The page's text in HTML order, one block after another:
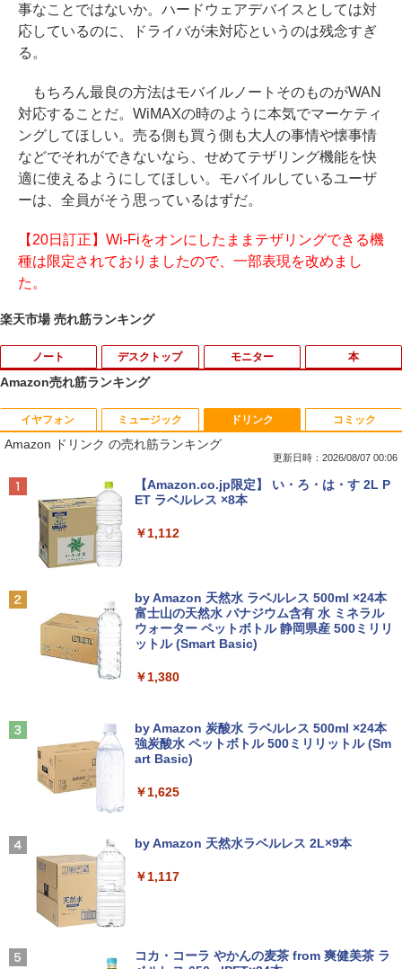
事なことではないか。ハードウェアデバイスとしては対
応しているのに、ドライバが未対応というのは残念すぎ
る。
もちろん最良の方法はモバイルノートそのものがWAN
対応することだ。WiMAXの時のように本気でマーケティ
ングしてほしい。売る側も買う側も大人の事情や懐事情
などでそれができないなら、せめてテザリング機能を快
適に使えるようにしてほしい。モバイルしているユーザ
ーは、全員がそう思っているはずだ。
【20日訂正】Wi-Fiをオンにしたままテザリングできる機
種は限定されておりましたので、一部表現を改めまし
た。
楽天市場 売れ筋ランキング
ノート
1
iiyama / ノートPC ゲーミングPC / Note
book Clevo W350SS_370SS / 第4世代C
ore i7 / グラフィックボード NVIDIA Cor
poration GM107M [GeForce GTX 860
M] 2GB / 光学ドライブ CDDVDW SN-20
8FB / メモリ 8GB【中古品】
￥11,000
Panasonic CF-SV8RDAVS Core i5 836
5U 1.6GHz/8GB/256GB(SSD)/Multi/12.1
W/WUXGA(1920x1200)/Win11 パーム変
色あり【中古】【20260729】
￥13,300
中古ノートパソコン 中古PC Windows11
Microsoft Office2024 SSD搭載 初期設
Core i3/i5 大容量 メモリー テンキ カメ
nic Let's note CF-XZ6 12.0型軽量 超高
デスクトップ
1
ポイント10倍 中古パソコン デスクトッ
プパソコン Windows 11【Office付】
【Windows 11 Pro 64Bit搭載】DELL O
ptiplexシリーズ Core i5搭載/4G/新品SS
D 120GB/DVD-ROM/送料無料【オプショ
ン色々有】
￥24,800
【エントリーでポイント100％還元のチ
ャンス】GMKtec ミニpc G3 Pro Intel C
ore i3 10110U 16GB DDR4 64GBまで増
設 512GB SSD M.2 2242 最大8TB Wind
2 小型PC VESA対応 ミニパソコン 2画面
￥66,248
ore i7 第4世代 Office付き メモリ16GB
SSD512GB 初期設定済 ホワイト ブラッ
ク
モニター
1
＼500円OFFクーポンあり！／ モバイル
モニター 15.6インチ 1080PフルHD ディ
スプレイ VESA対応 コスパ デュアルモニ
ター サブモニター ゲーミングモニター
ポータブルモニター 外付けモニター リモ
ートワーク IPS mini pc ミニPC 多デバ
モニター 23.8インチ 1920×1080 FHD解
像度 100Hzリフレッシュレート PCモニ
ター 薄型 サブモニター 在宅勤務 VESA
トpc/switch/ps4/ps5/xbox
ター 14インチ フルHD IPSパネル 非光沢
サブディスプレイ デュアルモニター テレ
ワーク ミニPC対応 EVICIV
￥11,999
Acer 27インチ フルHD 144Hz 1ms(VR
本
1
はなコミ！ ～となりにアイドル～ [ 大
場 花菜 ]
￥1,760
￥1,870
異世界魔王と召喚少女の奴隷魔術（30）
￥792
てしまう〜最強クラフトスキルで始め
【電子書籍】[ 熊乃げん骨 ]
Amazon売れ筋ランキング
イヤフォン
Anker Soundcore P40i オフホワイト
Anker Soundcore P31i ブラック
￥5,990
ンク
￥-
レスイヤホン bluetooth イヤホン V12 小型
軽量 ブルートゥースHi-Fi 最大36時間再生 ぶ
るーとゅーす コードレス ENCノイズキャン
セリング 自動ペアリング Type-C充電 マイク
￥1,964
ミュージック
BRUCE WAYNE feat. Flo Milli, ATL Jacob
[Explicit]
￥250
BRUCE WAYNE feat. Flo Milli, ATL Jacob
[Explicit]
￥250
￥250
ドリンク
Amazon ドリンク の売れ筋ランキング
更新日時：2026/08/07 00:06
【Amazon.co.jp限定】 い・ろ・は・す 2L P
ET ラベルレス ×8本
￥1,112
by Amazon 天然水 ラベルレス 500ml ×24本
富士山の天然水 バナジウム含有 水 ミネラル
ウォーター ペットボトル 静岡県産 500ミリリ
ットル (Smart Basic)
￥1,380
by Amazon 炭酸水 ラベルレス 500ml ×24本
強炭酸水 ペットボトル 500ミリリットル (Sm
art Basic)
￥1,625
by Amazon 天然水ラベルレス 2L×9本
￥1,117
コカ・コーラ やかんの麦茶 from 爽健美茶 ラ
コミック